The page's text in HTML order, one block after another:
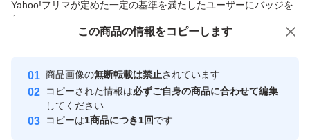
Yahoo!フリマが定めた一定の基準を満たしたユーザーにバッジを
付与しています
安心取引出品者
心・安全なユーザーです
取引実績
この商品の情報をコピーします
商品画像の無断転載は禁止されています
コピーされた情報は必ずご自身の商品に合わせて編集
してください
コピーは1商品につき1回です
この商品をみている人にオススメ